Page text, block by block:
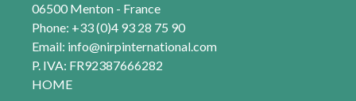
06500 Menton - France
Phone: +33 (0)4 93 28 75 90
Email: info@nirpinternational.com
P. IVA: FR92387666282
HOME